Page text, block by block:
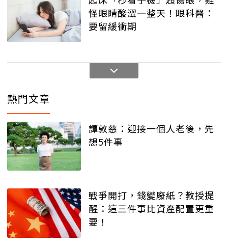
怪眼睛酸澀一整天！眼科醫：
要留緩衝期
熱門文章
譚敦慈：迎接一個人老後，先
想5件事
戰爭開打，錢變廢紙？教授提
醒：這三件事比資產配置更重
要！